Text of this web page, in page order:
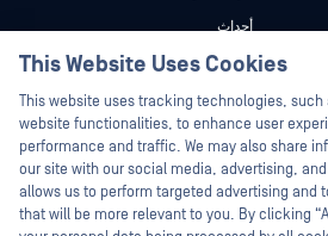
أحداث
ندوات عبر الإنترنت
أوراق البيانات
مستندات تقنية
أدوات مجانية
This Website Uses Cookies
This website uses tracking technologies,
website functionalities, to enhance user
performance and traffic. We may also share
our site with our social media, advertising,
allows us to perform targeted advertising and
that will be more relevant to you. By clicking
Hey
I'm Ozzy, your OPSWAT virtual
How can I help you secure what's